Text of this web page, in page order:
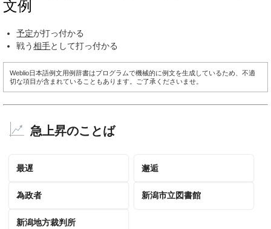
文例
予定が打っ付かる
戦う相手として打っ付かる
Weblio日本語例文用例辞書はプログラムで機械的に例文を生成しているため、不適
切な項目が含まれていることもあります。ご了承くださいませ。
急上昇のことば
最遅 邂逅
為政者 新潟市立図書館
新潟地方裁判所